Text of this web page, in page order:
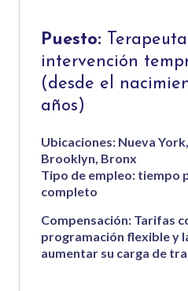
Puesto:
intervención
(desde el
años)
Ubicaciones: Nueva
Brooklyn, Bronx
Tipo de empleo: tiempo
completo
Compensación: Tarifas
programación flexible y
aumentar su carga de